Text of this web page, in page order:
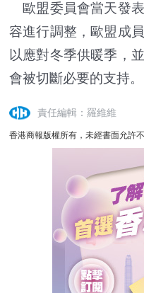
歐盟委員會當天發
容進行調整，歐盟成
以應對冬季供暖季，
會被切斷必要的支持
責任編輯：羅維維
香港商報版權所有，未經書面允許不